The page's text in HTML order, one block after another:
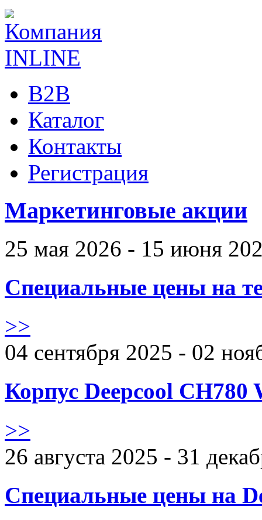
B2B
Каталог
Контакты
Регистрация
Маркетинговые акции
25 мая 2026 - 15 июня
Специальные цены на
>>
04 сентября 2025 - 02
Корпус Deepcool CH780
>>
26 августа 2025 - 31
Специальные цены на